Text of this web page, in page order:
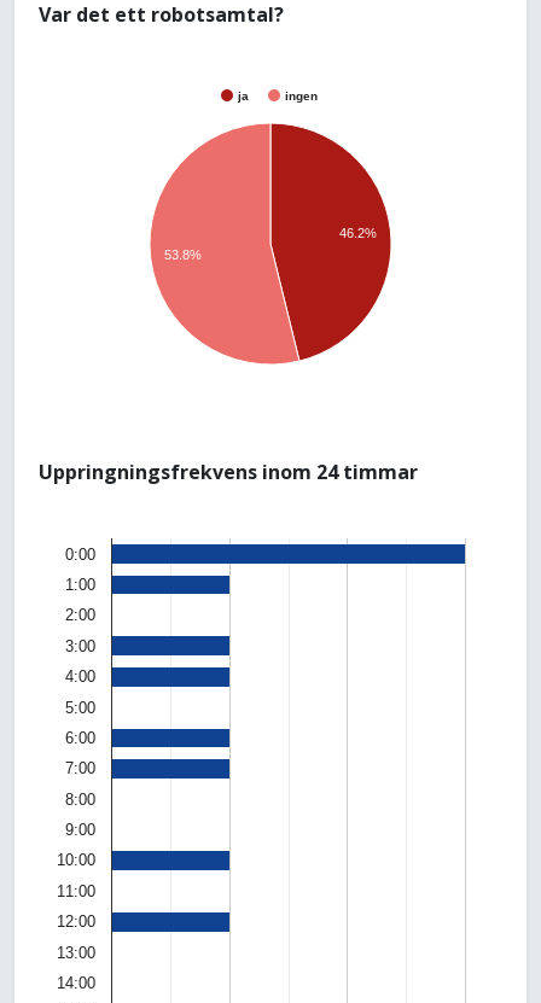
Var det ett robotsamtal?
ja ingen
46.2%
53.8%
Uppringningsfrekvens inom 24 timmar
0:00
1:00
2:00
3:00
4:00
5:00
6:00
7:00
8:00
9:00
10:00
11:00
12:00
13:00
14:00